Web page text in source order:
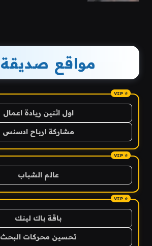
مواقع صديقة
اول اثنين ريادة اعمال
مشاركة ارباح ادسنس
عالم الشباب
باقة باك لينك
تحسين محركات البحث